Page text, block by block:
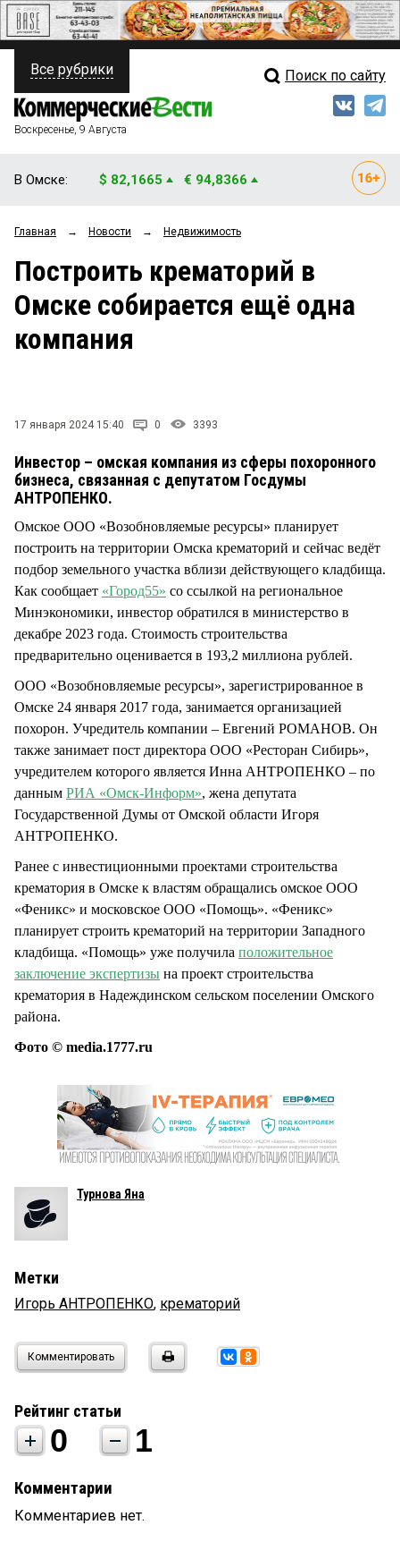
ПОЛИТИКА
ФИНАНСЫ
ОБЩЕСТВО
ЗАКОН
НОВОСТИ КОМПАНИЙ
Свежий выпуск
Мнения
Рейтинги
Блоги
Все рубрики Поиск по сайту
Воскресенье, 9 Августа
В Омске: $ 82,1665 € 94,8366
Главная → Новости → Недвижимость
Построить крематорий в
Омске собирается ещё одна
компания
17 января 2024 15:40 0 3393
Инвестор – омская компания из сферы похоронного
бизнеса, связанная с депутатом Госдумы
АНТРОПЕНКО.
Омское ООО «Возобновляемые ресурсы» планирует
построить на территории Омска крематорий и сейчас ведёт
подбор земельного участка вблизи действующего кладбища.
Как сообщает «Город55» со ссылкой на региональное
Минэкономики, инвестор обратился в министерство в
декабре 2023 года. Стоимость строительства
предварительно оценивается в 193,2 миллиона рублей.
ООО «Возобновляемые ресурсы», зарегистрированное в
Омске 24 января 2017 года, занимается организацией
похорон. Учредитель компании – Евгений РОМАНОВ. Он
также занимает пост директора ООО «Ресторан Сибирь»,
учредителем которого является Инна АНТРОПЕНКО – по
данным РИА «Омск-Информ», жена депутата
Государственной Думы от Омской области Игоря
АНТРОПЕНКО.
Ранее с инвестиционными проектами строительства
крематория в Омске к властям обращались омское ООО
«Феникс» и московское ООО «Помощь». «Феникс»
планирует строить крематорий на территории Западного
кладбища. «Помощь» уже получила положительное
заключение экспертизы на проект строительства
крематория в Надеждинском сельском поселении Омского
района.
Фото © media.1777.ru
Турнова Яна
Метки
Игорь АНТРОПЕНКО, крематорий
Комментировать
Рейтинг статьи
0 1
Комментарии
Комментариев нет.